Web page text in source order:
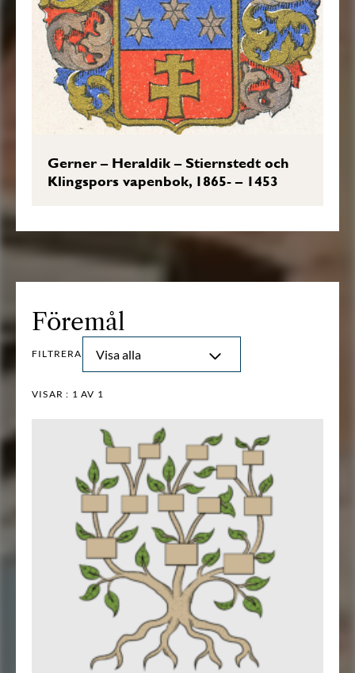
Gerner – Heraldik – Stiernstedt och
Klingspors vapenbok, 1865- – 1453
Föremål
FILTRERA Visa alla
VISAR : 1 AV 1